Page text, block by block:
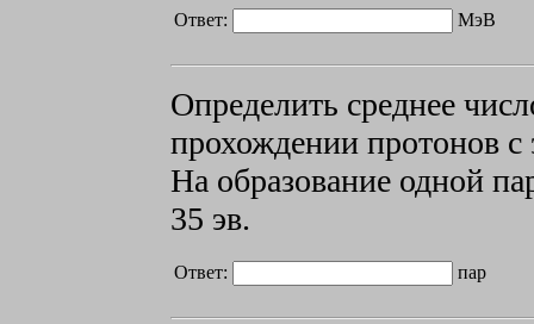
Ответ: МэВ
Определить среднее
прохождении протонов
На образование одной
35 эв.
Ответ: пар